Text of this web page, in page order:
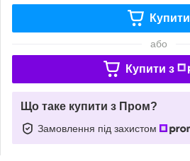
Купити
або
Купити з
Що таке купити з Пром?
Замовлення під захистом